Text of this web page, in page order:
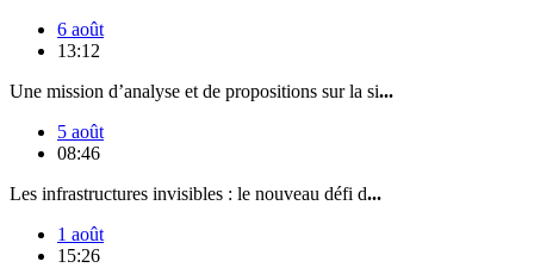
6 août
13:12
Une mission d’analyse et de propositions sur la si...
5 août
08:46
Les infrastructures invisibles : le nouveau défi d...
1 août
15:26